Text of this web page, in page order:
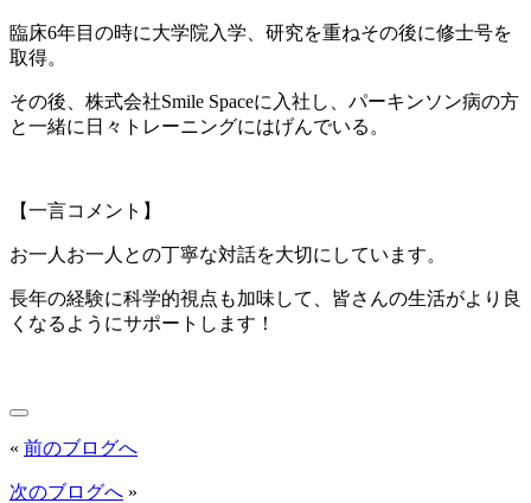
臨床6年目の時に大学院入学、研究を重ねその後に修士号を
取得。
その後、株式会社Smile Spaceに入社し、パーキンソン病の方
と一緒に日々トレーニングにはげんでいる。
【一言コメント】
お一人お一人との丁寧な対話を大切にしています。
長年の経験に科学的視点も加味して、皆さんの生活がより良
くなるようにサポートします！
« 前のブログへ
次のブログへ »